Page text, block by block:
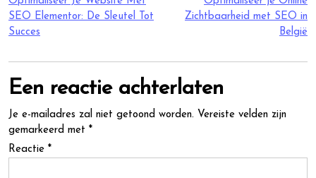
Berichtnavigatie
SEO Elementor: De Sleutel Tot
Succes
Zichtbaarheid met SEO in
België
Een reactie achterlaten
Je e-mailadres zal niet getoond worden. Vereiste velden zijn
gemarkeerd met *
Reactie *